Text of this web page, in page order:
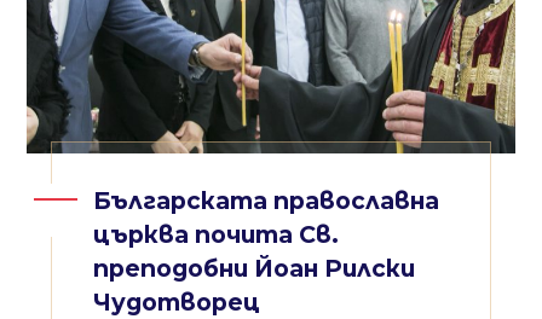
Българската православна
църква почита Св.
преподобни Йоан Рилски
Чудотворец